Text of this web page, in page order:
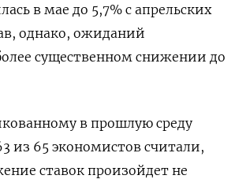
в мае до 5,7% с апрельских
однако, ожиданий
существенном снижении до
в прошлую среду
из 65 экономистов считали,
ставок произойдет не